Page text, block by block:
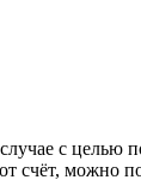
с целью
можно